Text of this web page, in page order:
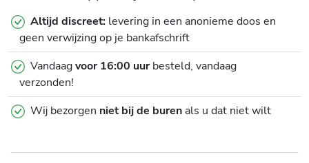
Altijd discreet: levering in een anonieme doos en
geen verwijzing op je bankafschrift
Vandaagvoor 16:00 uurbesteld, vandaag
verzonden!
Wij bezorgen niet bij de burenals u dat niet wilt